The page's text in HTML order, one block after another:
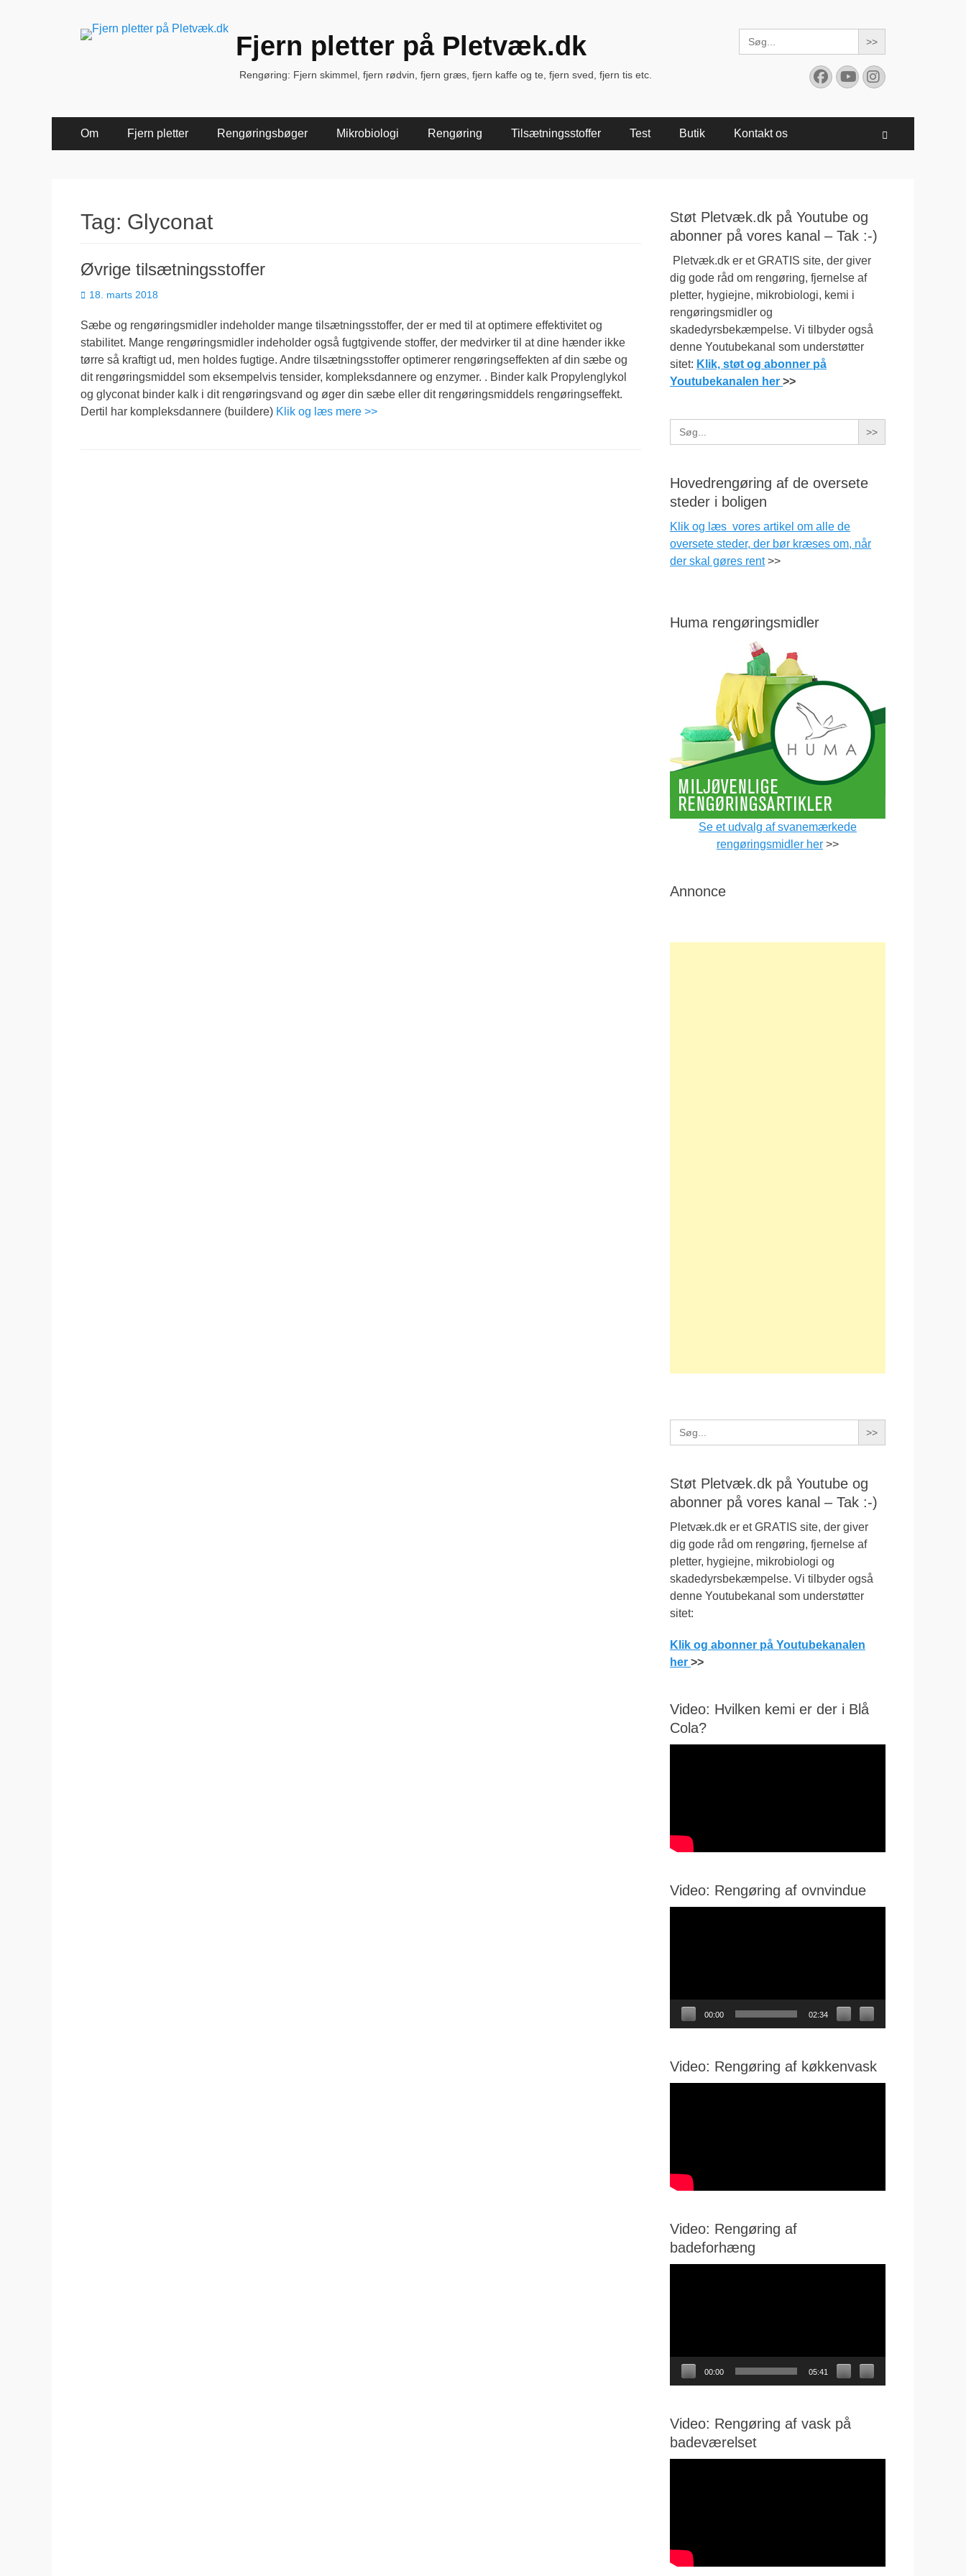
Fjern pletter på Pletvæk.dk
Rengøring: Fjern skimmel, fjern rødvin, fjern græs, fjern kaffe og te, fjern sved, fjern tis etc.
Search
for:
Facebook
YouTube
Instagram
Primær
Menu
Om Fjern pletter Rengøringsbøger Mikrobiologi Rengøring Tilsætningsstoffer Test Butik Kontakt os
Tag: Glyconat
Øvrige tilsætningsstoffer
Udgivet
18. marts 2018
Sæbe og rengøringsmidler indeholder mange tilsætningsstoffer, der er med til at optimere effektivitet og
stabilitet. Mange rengøringsmidler indeholder også fugtgivende stoffer, der medvirker til at dine hænder ikke
tørre så kraftigt ud, men holdes fugtige. Andre tilsætningsstoffer optimerer rengøringseffekten af din sæbe og
dit rengøringsmiddel som eksempelvis tensider, kompleksdannere og enzymer. . Binder kalk Propylenglykol
og glyconat binder kalk i dit rengøringsvand og øger din sæbe eller dit rengøringsmiddels rengøringseffekt.
Dertil har kompleksdannere (buildere) Klik og læs mere >>
Støt Pletvæk.dk på Youtube og
abonner på vores kanal – Tak :-)
Pletvæk.dk er et GRATIS site, der giver
dig gode råd om rengøring, fjernelse af
pletter, hygiejne, mikrobiologi, kemi i
rengøringsmidler og
skadedyrsbekæmpelse. Vi tilbyder også
denne Youtubekanal som understøtter
sitet: Klik, støt og abonner på
Youtubekanalen her >>
Search
for:
Hovedrengøring af de oversete
steder i boligen
Klik og læs vores artikel om alle de
oversete steder, der bør kræses om, når
der skal gøres rent>>
Huma rengøringsmidler
Se et udvalg af svanemærkede
rengøringsmidler her >>
Annonce
Search
for:
Støt Pletvæk.dk på Youtube og
abonner på vores kanal – Tak :-)
Pletvæk.dk er et GRATIS site, der giver
dig gode råd om rengøring, fjernelse af
pletter, hygiejne, mikrobiologi og
skadedyrsbekæmpelse. Vi tilbyder også
denne Youtubekanal som understøtter
sitet:
Klik og abonner på Youtubekanalen
her >>
Video: Hvilken kemi er der i Blå
Cola?
Video: Rengøring af ovnvindue
00:00 02:34
Video: Rengøring af køkkenvask
Video: Rengøring af
badeforhæng
00:00 05:41
Video: Rengøring af vask på
badeværelset